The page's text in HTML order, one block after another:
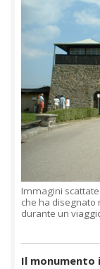
Immagini
che ha disegnato
durante un
Il monumento